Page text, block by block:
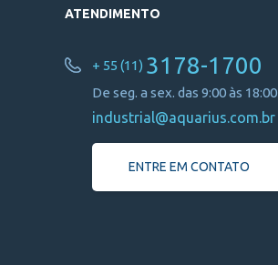
ATENDIMENTO
+ 55 (11) 3178-1700
De seg. a sex. das 9:00 às 18:00
industrial@aquarius.com.br
ENTRE EM CONTATO